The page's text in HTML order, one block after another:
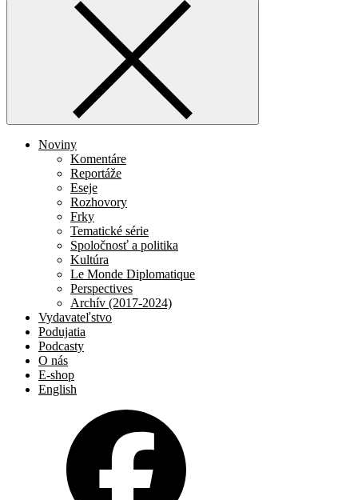
Noviny
Komentáre
Reportáže
Eseje
Rozhovory
Frky
Tematické série
Spoločnosť a politika
Kultúra
Le Monde Diplomatique
Perspectives
Archív (2017-2024)
Vydavateľstvo
Podujatia
Podcasty
O nás
E-shop
English